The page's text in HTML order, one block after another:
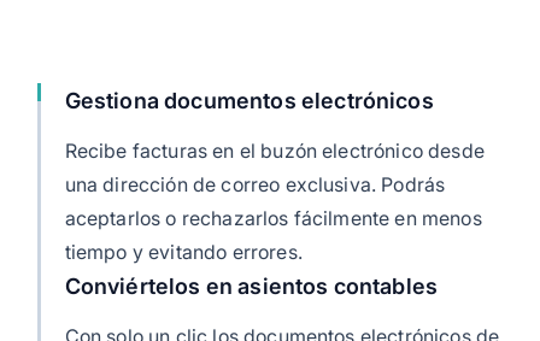
Gestiona documentos electrónicos
Recibe facturas en el buzón electrónico desde
una dirección de correo exclusiva. Podrás
aceptarlos o rechazarlos fácilmente en menos
tiempo y evitando errores.
Conviértelos en asientos contables